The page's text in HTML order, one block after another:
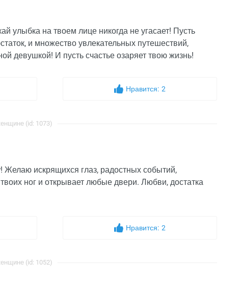
улыбка на твоем лице никогда не угасает! Пусть
и множество увлекательных путешествий,
девушкой! И пусть счастье озаряет твою жизнь!
Нравится: 2
(id: 1073)
искрящихся глаз, радостных событий,
ног и открывает любые двери. Любви, достатка
Нравится: 2
(id: 1052)